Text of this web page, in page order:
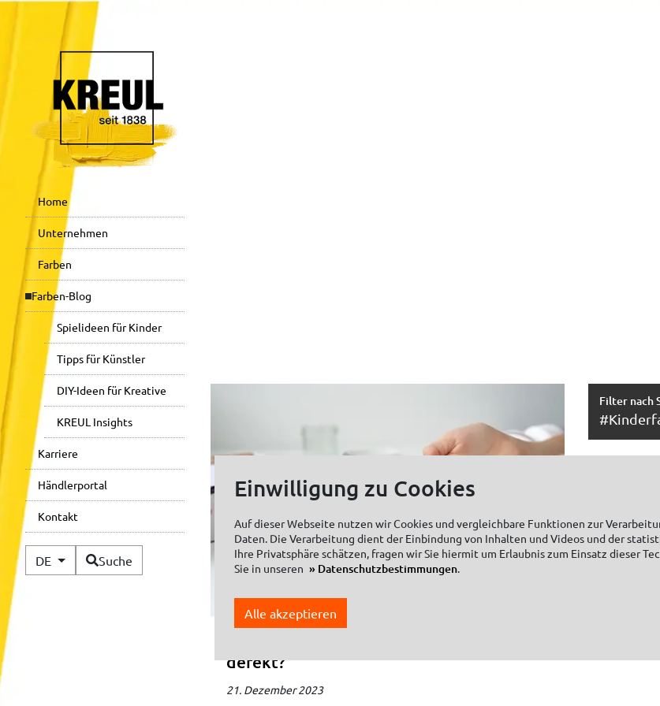
Home
Unternehmen
Farben
Farben-Blog
Spielideen für Kinder
Tipps für Künstler
DIY-Ideen für Kreative
KREUL Insights
Karriere
Händlerportal
Kontakt
DE Verfügbare Sprachen
Suche
defekt?
21. Dezember 2023
Filter nach
Einwilligung zu Cookies
Auf dieser Webseite nutzen wir Cookies und vergleichbare Funktionen zur
Daten. Die Verarbeitung dient der Einbindung von Inhalten und Videos und der
Ihre Privatsphäre schätzen, fragen wir Sie hiermit um Erlaubnis zum Einsatz dieser
Sie in unseren
Datenschutzbestimmungen.
Alle akzeptieren